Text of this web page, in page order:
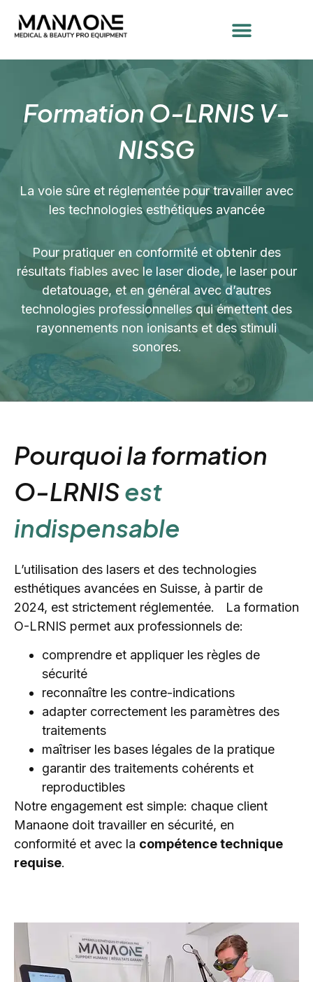
Formation O-LRNIS V-
NISSG
La voie sûre et réglementée pour travailler avec
les technologies esthétiques avancée
Pour pratiquer en conformité et obtenir des
résultats fiables avec le laser diode, le laser pour
detatouage, et en général avec d’autres
technologies professionnelles qui émettent des
rayonnements non ionisants et des stimuli
sonores.
Pourquoi la formation
O-LRNISest
indispensable
L’utilisation des lasers et des technologies
esthétiques avancées en Suisse, à partir de
2024, est strictement réglementée. La formation
O-LRNIS permet aux professionnels de:
comprendre et appliquer les règles de
sécurité
reconnaître les contre-indications
adapter correctement les paramètres des
traitements
maîtriser les bases légales de la pratique
garantir des traitements cohérents et
reproductibles
Notre engagement est simple: chaque client
Manaone doit travailler en sécurité, en
conformité et avec la compétence technique
requise.